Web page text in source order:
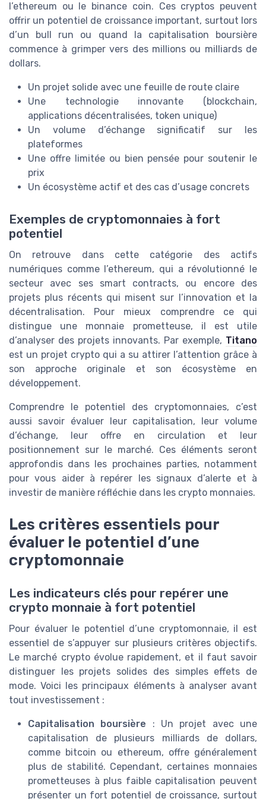
l’ethereum ou le binance coin. Ces cryptos peuvent
offrir un potentiel de croissance important, surtout lors
d’un bull run ou quand la capitalisation boursière
commence à grimper vers des millions ou milliards de
dollars.
Un projet solide avec une feuille de route claire
Une technologie innovante (blockchain,
applications décentralisées, token unique)
Un volume d’échange significatif sur les
plateformes
Une offre limitée ou bien pensée pour soutenir le
prix
Un écosystème actif et des cas d’usage concrets
Exemples de cryptomonnaies à fort
potentiel
On retrouve dans cette catégorie des actifs
numériques comme l’ethereum, qui a révolutionné le
secteur avec ses smart contracts, ou encore des
projets plus récents qui misent sur l’innovation et la
décentralisation. Pour mieux comprendre ce qui
distingue une monnaie prometteuse, il est utile
d’analyser des projets innovants. Par exemple, Titano
est un projet crypto qui a su attirer l’attention grâce à
son approche originale et son écosystème en
développement.
Comprendre le potentiel des cryptomonnaies, c’est
aussi savoir évaluer leur capitalisation, leur volume
d’échange, leur offre en circulation et leur
positionnement sur le marché. Ces éléments seront
approfondis dans les prochaines parties, notamment
pour vous aider à repérer les signaux d’alerte et à
investir de manière réfléchie dans les crypto monnaies.
Les critères essentiels pour
évaluer le potentiel d’une
cryptomonnaie
Les indicateurs clés pour repérer une
crypto monnaie à fort potentiel
Pour évaluer le potentiel d’une cryptomonnaie, il est
essentiel de s’appuyer sur plusieurs critères objectifs.
Le marché crypto évolue rapidement, et il faut savoir
distinguer les projets solides des simples effets de
mode. Voici les principaux éléments à analyser avant
tout investissement :
Capitalisation boursière : Un projet avec une
capitalisation de plusieurs milliards de dollars,
comme bitcoin ou ethereum, offre généralement
plus de stabilité. Cependant, certaines monnaies
prometteuses à plus faible capitalisation peuvent
présenter un fort potentiel de croissance, surtout